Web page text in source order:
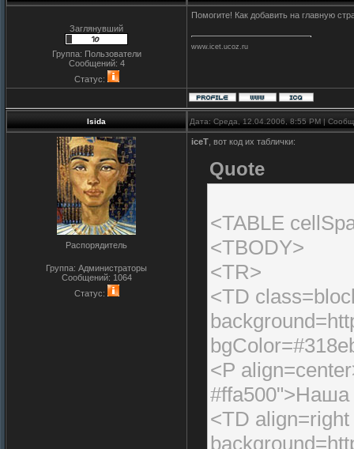
Заглянувший
Группа: Пользователи
Сообщений: 4
Статус:
Помогите! Как добавить на главную
www.icet.ucoz.ru
Isida Дата: Среда, 12.04.2006, 8:55 PM |
Распорядитель
Группа: Администраторы
Сообщений: 1064
Статус:
iceT , вот код их таблички:
Quote
<TABLE
<TBODY>
<TR>
<TD
<P
#ffa500">Наша
<TD